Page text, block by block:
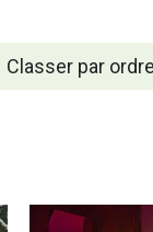
Classer par